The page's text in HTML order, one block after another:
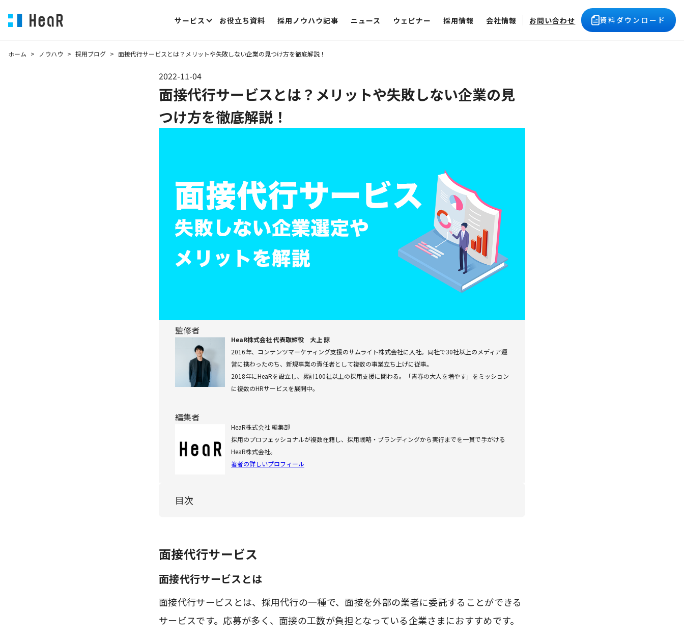
サービス お役立ち資料 採用ノウハウ記事 ニュース ウェビナー 採用情報 会社情報 お問い合わせ 資料ダウンロード
ホーム > ノウハウ > 採用ブログ > 面接代行サービスとは？メリットや失敗しない企業の見つけ方を徹底解説！
2022-11-04
面接代行サービスとは？メリットや失敗しない企業の見
つけ方を徹底解説！
監修者
HeaR株式会社 代表取締役 大上 諒
2016年、コンテンツマーケティング支援のサムライト株式会社に入社。同社で30社以上のメディア運
営に携わったのち、新規事業の責任者として複数の事業立ち上げに従事。
2018年にHeaRを設立し、累計100社以上の採用支援に関わる。「青春の大人を増やす」をミッション
に複数のHRサービスを展開中。
編集者
HeaR株式会社 編集部
採用のプロフェッショナルが複数在籍し、採用戦略・ブランディングから実行までを一貫で手がける
HeaR株式会社。
著者の詳しいプロフィール
目次
面接代行サービス
面接代行サービスとは
面接代行サービスとは、採用代行の一種で、面接を外部の業者に委託することができる
サービスです。応募が多く、面接の工数が負担となっている企業さまにおすすめです。